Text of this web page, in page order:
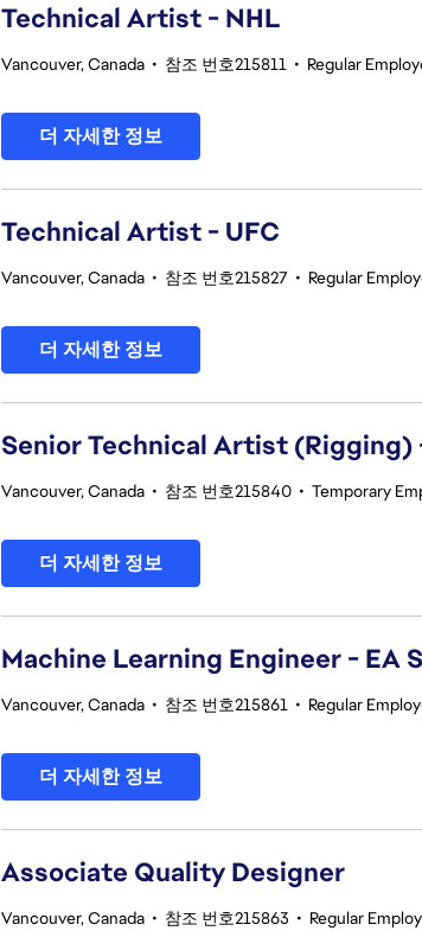
Technical Artist - NHL
Vancouver, Canada • 참조 번호215811 • Regular
더 자세한 정보
Technical Artist - UFC
Vancouver, Canada • 참조 번호215827 • Regular
더 자세한 정보
Senior Technical Artist (Rigging)
Vancouver, Canada • 참조 번호215840 • Temporary
더 자세한 정보
Machine Learning Engineer - EA
Vancouver, Canada • 참조 번호215861 • Regular
더 자세한 정보
Associate Quality Designer
Vancouver, Canada • 참조 번호215863 • Regular